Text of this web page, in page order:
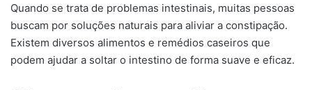
Quando se trata de problemas intestinais, muitas pessoas
buscam por soluções naturais para aliviar a constipação.
Existem diversos alimentos e remédios caseiros que
podem ajudar a soltar o intestino de forma suave e eficaz.